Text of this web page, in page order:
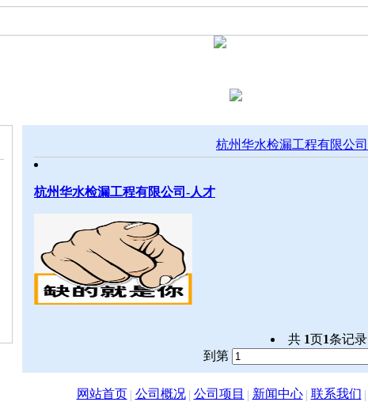
杭州华水检漏工程有限公司
杭州华水检漏工程有限公司-人才
共 1页1条记录
到第
网站首页 | 公司概况 | 公司项目 | 新闻中心 | 联系我们 |